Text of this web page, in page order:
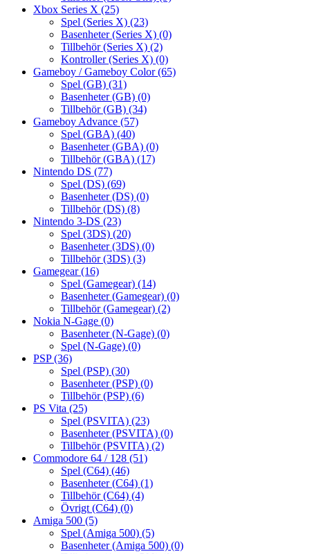
Xbox Series X (25)
Spel (Series X) (23)
Basenheter (Series X) (0)
Tillbehör (Series X) (2)
Kontroller (Series X) (0)
Gameboy / Gameboy Color(65)
Spel (GB) (31)
Basenheter (GB) (0)
Tillbehör (GB) (34)
Gameboy Advance (57)
Spel (GBA) (40)
Basenheter (GBA) (0)
Tillbehör (GBA) (17)
Nintendo DS (77)
Spel (DS) (69)
Basenheter (DS) (0)
Tillbehör (DS) (8)
Nintendo 3-DS (23)
Spel (3DS) (20)
Basenheter (3DS) (0)
Tillbehör (3DS) (3)
Gamegear(16)
Spel (Gamegear) (14)
Basenheter (Gamegear) (0)
Tillbehör (Gamegear) (2)
Nokia N-Gage (0)
Basenheter (N-Gage) (0)
Spel (N-Gage) (0)
PSP(36)
Spel (PSP) (30)
Basenheter (PSP) (0)
Tillbehör (PSP) (6)
PS Vita (25)
Spel (PSVITA) (23)
Basenheter (PSVITA) (0)
Tillbehör (PSVITA) (2)
Commodore 64 / 128 (51)
Spel (C64) (46)
Basenheter (C64) (1)
Tillbehör (C64) (4)
Övrigt (C64) (0)
Amiga 500 (5)
Spel (Amiga 500) (5)
Basenheter (Amiga 500) (0)